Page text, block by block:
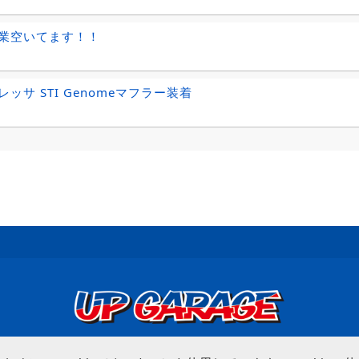
空いてます！！
ッサ STI Genomeマフラー装着